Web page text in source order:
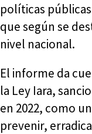
políticas
que según se
nivel nacional.
El informe da
la Ley Iara,
en 2022, como
prevenir,